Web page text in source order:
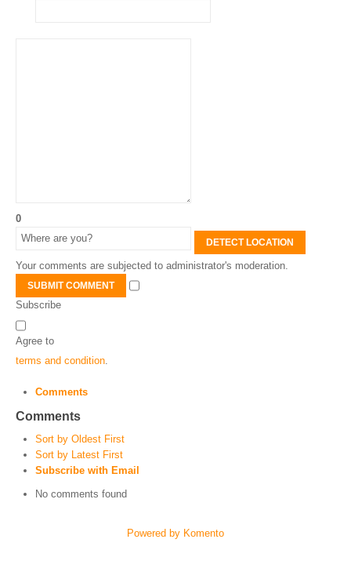
0
DETECT LOCATION
Your comments are subjected to administrator's moderation.
SUBMIT COMMENT
Subscribe
Agree to
terms and condition
Comments
Comments
Sort by Oldest First
Sort by Latest First
Subscribe with Email
No comments found
Powered by Komento